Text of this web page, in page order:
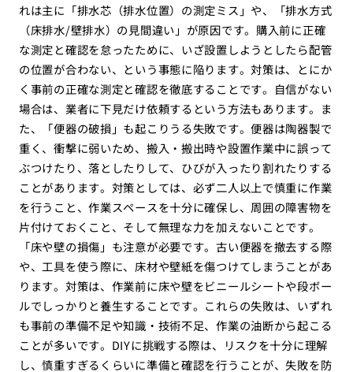
れは主に「排水芯（排水位置）の測定ミス」や、「排水方式
（床排水/壁排水）の見間違い」が原因です。購入前に正確
な測定と確認を怠ったために、いざ設置しようとしたら配管
の位置が合わない、という事態に陥ります。対策は、とにか
く事前の正確な測定と確認を徹底することです。自信がない
場合は、業者に下見だけ依頼するという方法もあります。ま
た、「便器の破損」も起こりうる失敗です。便器は陶器製で
重く、衝撃に弱いため、搬入・搬出時や設置作業中に誤って
ぶつけたり、落としたりして、ひびが入ったり割れたりする
ことがあります。対策としては、必ず二人以上で慎重に作業
を行うこと、作業スペースを十分に確保し、周囲の障害物を
片付けておくこと、そして無理な力を加えないことです。
「床や壁の損傷」も注意が必要です。古い便器を撤去する際
や、工具を使う際に、床材や壁紙を傷つけてしまうことがあ
ります。対策は、作業前に床や壁をビニールシートや段ボー
ルでしっかりと養生することです。これらの失敗は、いずれ
も事前の準備不足や知識・技術不足、作業の油断から起こる
ことが多いです。DIYに挑戦する際は、リスクを十分に理解
し、慎重すぎるくらいに準備と確認を行うことが、失敗を防